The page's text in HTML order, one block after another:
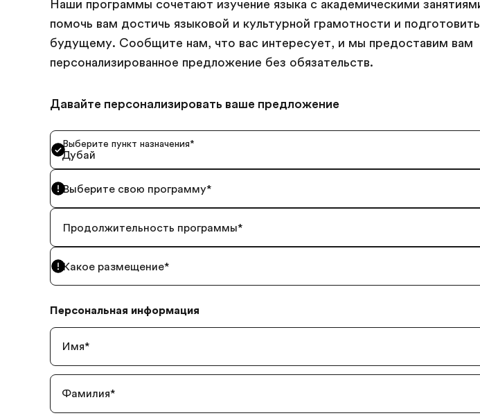
Наши программы сочетают изучение языка с академическими
помочь вам достичь языковой и культурной грамотности и
будущему. Сообщите нам, что вас интересует, и мы предоставим вам
персонализированное предложение без обязательств.
Давайте персонализировать ваше предложение
Выберите пункт назначения*
Дубай
Выберите свою программу*
Продолжительность программы*
Какое размещение*
Персональная информация
Имя*
Фамилия*